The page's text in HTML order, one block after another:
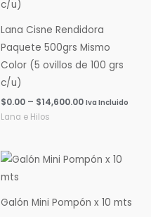
Lana Cisne Rendidora
Paquete 500grs Mismo
Color (5 ovillos de 100 grs
c/u)
$0.00 – $14,600.00 Iva Incluido
Lana e Hilos
Galón Mini Pompón x 10 mts